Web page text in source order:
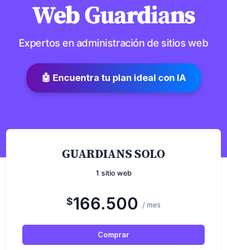
Web Guardians
Expertos en administración de sitios web
🤖 Encuentra tu plan ideal con IA
GUARDIANS SOLO
1 sitio web
$166.500 / mes
Comprar